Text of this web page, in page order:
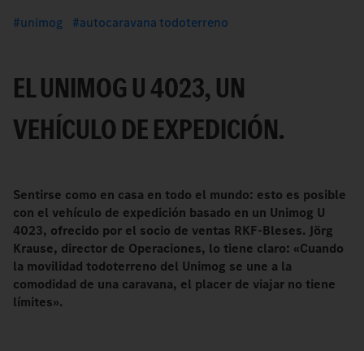
unimog autocaravana todoterreno
EL UNIMOG U 4023, UN
VEHÍCULO DE EXPEDICIÓN.
Sentirse como en casa en todo el mundo: esto es posible
con el vehículo de expedición basado en un Unimog U
4023, ofrecido por el socio de ventas RKF-Bleses. Jörg
Krause, director de Operaciones, lo tiene claro: «Cuando
la movilidad todoterreno del Unimog se une a la
comodidad de una caravana, el placer de viajar no tiene
límites».